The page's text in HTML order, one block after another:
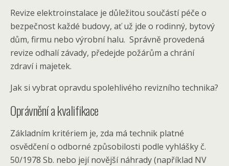
Revize elektroinstalace je důležitou součástí péče o
bezpečnost každé budovy, ať už jde o rodinný, bytový
dům, firmu nebo výrobní halu. Správně provedená
revize odhalí závady, předejde požárům a chrání
zdraví i majetek.
Jak si vybrat opravdu spolehlivého revizního technika?
Oprávnění a kvalifikace
Základním kritériem je, zda má technik platné
osvědčení o odborné způsobilosti podle vyhlášky č.
50/1978 Sb. nebo její novější náhrady (například NV